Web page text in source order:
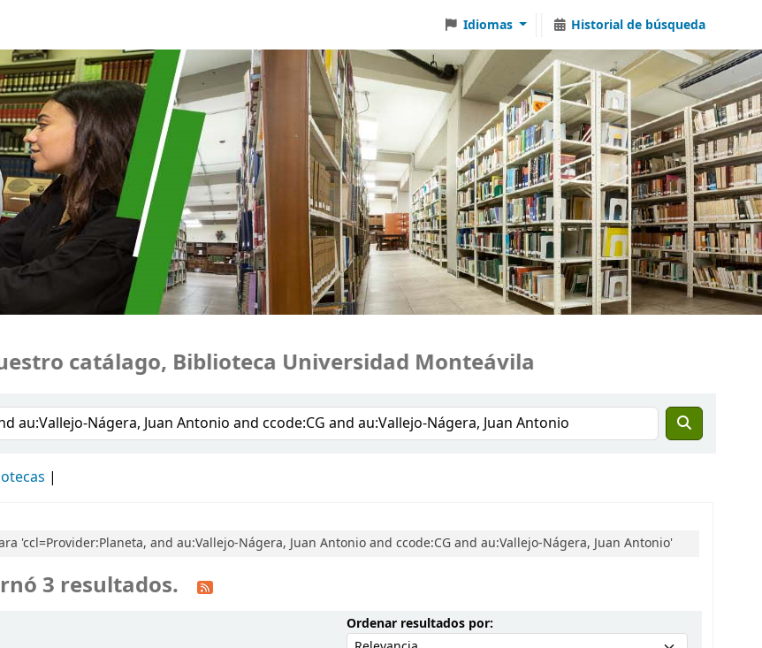
Idiomas Historial de búsqueda
catálago, Biblioteca Universidad Monteávila
'ccl=Provider:Planeta, and au:Vallejo-Nágera, Juan Antonio and ccode:CG and au:Vallejo-Nágera, Juan Antonio'
3 resultados.
Ordenar resultados por:Ordenar por: